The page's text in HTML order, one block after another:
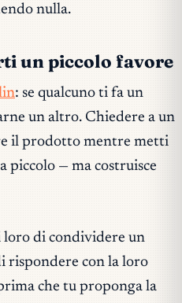
nulla.
un piccolo favore
: se qualcuno ti fa un
un altro. Chiedere a un
il prodotto mentre metti
piccolo — ma costruisce
loro di condividere un
rispondere con la loro
che tu proponga la